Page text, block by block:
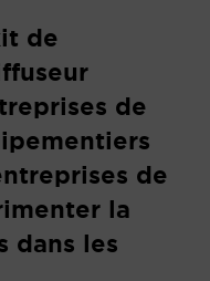
de
de
de
la
dans les